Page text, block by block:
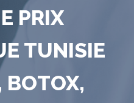
PRIX
TUNISIE
BOTOX,